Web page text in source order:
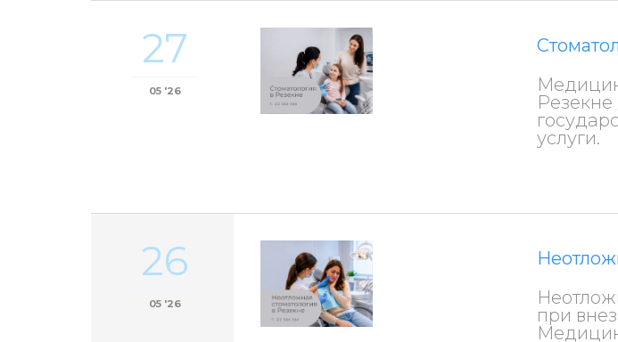
27
05 '26
услуги.
26
05 '26
при